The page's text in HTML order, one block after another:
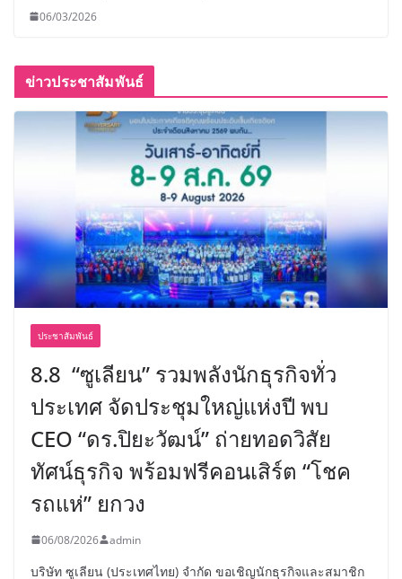
06/03/2026
ข่าวประชาสัมพันธ์
ประชาสัมพันธ์
8.8 “ซูเลียน” รวมพลังนักธุรกิจทั่ว
ประเทศ จัดประชุมใหญ่แห่งปี พบ
CEO “ดร.ปิยะวัฒน์” ถ่ายทอดวิสัย
ทัศน์ธุรกิจ พร้อมฟรีคอนเสิร์ต “โชค
รถแห่” ยกวง
06/08/2026 admin
บริษัท ซูเลียน (ประเทศไทย) จำกัด ขอเชิญนักธุรกิจและสมาชิก